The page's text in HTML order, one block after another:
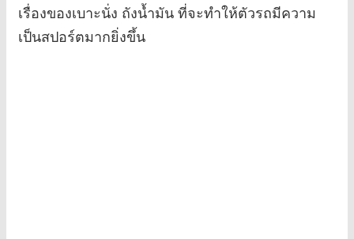
เรื่องของเบาะนั่ง ถังน้ำมัน ที่จะทำให้ตัวรถมีความ
เป็นสปอร์ตมากยิ่งขึ้น